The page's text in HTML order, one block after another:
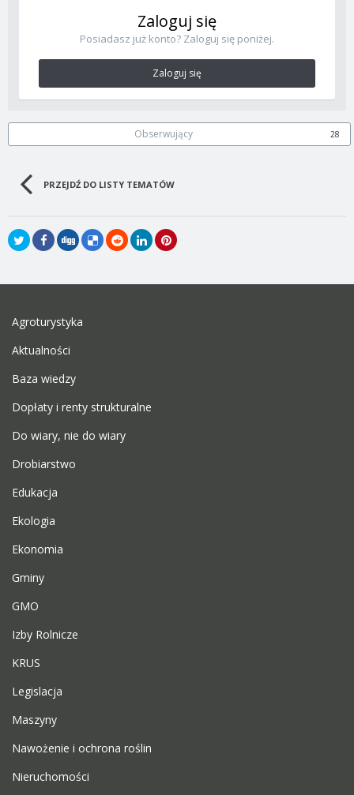
Zaloguj się
Posiadasz już konto? Zaloguj się poniżej.
Zaloguj się
Obserwujący 28
PRZEJDŹ DO LISTY TEMATÓW
Agroturystyka
Aktualności
Baza wiedzy
Dopłaty i renty strukturalne
Do wiary, nie do wiary
Drobiarstwo
Edukacja
Ekologia
Ekonomia
Gminy
GMO
Izby Rolnicze
KRUS
Legislacja
Maszyny
Nawożenie i ochrona roślin
Nieruchomości